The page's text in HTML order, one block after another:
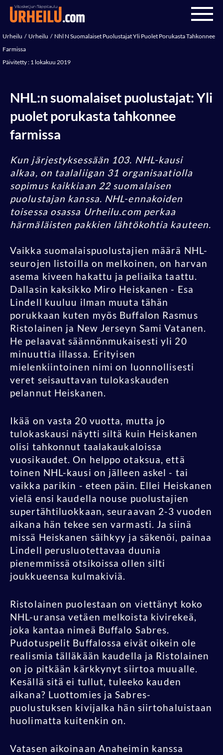
Urheilu Urheilu
Nhl N Suomalaiset Puolustajat Yli Puolet Porukasta Tahkonnee
Farmissa
Päivitetty : 1 lokakuu 2019
NHL:n suomalaiset puolustajat: Yli
puolet porukasta tahkonnee
farmissa
Kun järjestyksessään 103. NHL-kausi
alkaa, on taalaliigan 31 organisaatiolla
sopimus kaikkiaan 22 suomalaisen
puolustajan kanssa. NHL-ennakoiden
toisessa osassa Urheilu.com perkaa
härmäläisten pakkien lähtökohtia kauteen.
Vaikka suomalaispuolustajien määrä NHL-
seurojen listoilla on melkoinen, on harvan
asema kiveen hakattu ja peliaika taattu.
Dallasin kaksikko Miro Heiskanen - Esa
Lindell kuuluu ilman muuta tähän
porukkaan kuten myös Buffalon Rasmus
Ristolainen ja New Jerseyn Sami Vatanen.
He pelaavat säännönmukaisesti yli 20
minuuttia illassa. Erityisen
mielenkiintoinen nimi on luonnollisesti
veret seisauttavan tulokaskauden
pelannut Heiskanen.
Ikää on vasta 20 vuotta, mutta jo
tulokaskausi näytti siltä kuin Heiskanen
olisi tahkonnut taalakaukaloissa
vuosikaudet. On helppo otaksua, että
toinen NHL-kausi on jälleen askel - tai
vaikka parikin - eteen päin. Ellei Heiskanen
vielä ensi kaudella nouse puolustajien
supertähtiluokkaan, seuraavan 2-3 vuoden
aikana hän tekee sen varmasti. Ja siinä
missä Heiskanen säihkyy ja säkenöi, painaa
Lindell perusluotettavaa duunia
pienemmissä otsikoissa ollen silti
joukkueensa kulmakiviä.
Ristolainen puolestaan on viettänyt koko
NHL-uransa vetäen melkoista kivirekeä,
joka kantaa nimeä Buffalo Sabres.
Pudotuspelit Buffalossa eivät oikein ole
realismia tälläkään kaudella ja Ristolainen
on jo pitkään kärkkynyt siirtoa muualle.
Kesällä sitä ei tullut, tuleeko kauden
aikana? Luottomies ja Sabres-
puolustuksen kivijalka hän siirtohaluistaan
huolimatta kuitenkin on.
Vatasen aikoinaan Anaheimin kanssa